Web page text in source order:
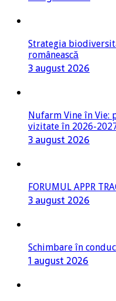
Strategia
românească
3 august 2026
Nufarm Vine în Vie:
vizitate în 2026-
3 august 2026
FORUMUL APPR
3 august 2026
Schimbare în
1 august 2026